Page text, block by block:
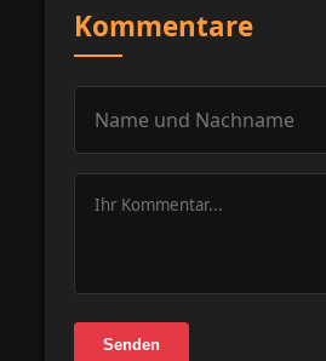
Kommentare
Senden